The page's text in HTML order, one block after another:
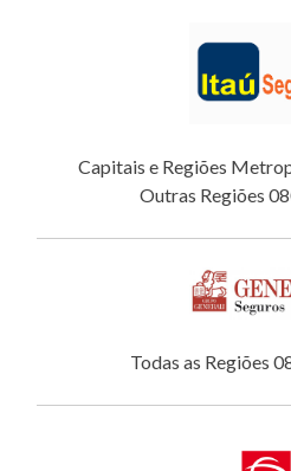
Capitais e Regiões
Outras Regiões
Todas as Regiões